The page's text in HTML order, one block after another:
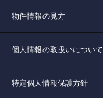
物件情報の見方
個人情報の取扱いについて
特定個人情報保護方針